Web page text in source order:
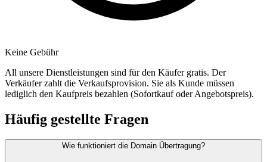
Keine Gebühr
All unsere Dienstleistungen sind für den Käufer gratis. Der
Verkäufer zahlt die Verkaufsprovision. Sie als Kunde müssen
lediglich den Kaufpreis bezahlen (Sofortkauf oder Angebotspreis).
Häufig gestellte Fragen
Wie funktioniert die Domain Übertragung?